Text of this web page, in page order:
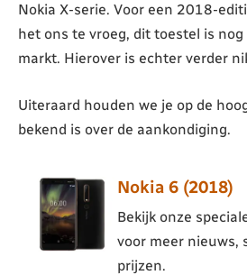
Nokia X-serie. Voor een 2018-
het ons te vroeg, dit toestel is
markt. Hierover is echter verder
Uiteraard houden we je op de
bekend is over de aankondiging.
Nokia 6 (2018)
Bekijk onze
voor meer nieuws,
prijzen.